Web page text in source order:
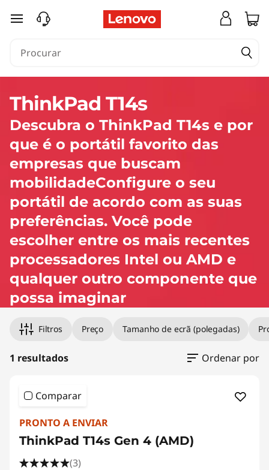
P
á
T
h
n
P
saltar para o conteúdo principal
ThinkPad T14s
Descubra o ThinkPad T14s e por
que é o portátil favorito das
empresas que buscam
mobilidadeConfigure o seu
portátil de acordo com as suas
preferências. Você pode
escolher entre os mais recentes
processadores Intel ou AMD e
qualquer outro componente que
possa imaginar
Filtros Preço Tamanho de ecrã (polegadas)
1 resultados Ordenar por
Comparar
PRONTO A ENVIAR
ThinkPad T14s Gen 4 (AMD)
(3)